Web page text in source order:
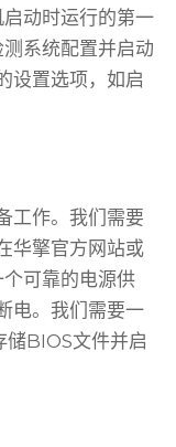
动时运行的第一
系统配置并启动
设置选项，如启
工作。我们需要
华擎官方网站或
可靠的电源供
电。我们需要一
储BIOS文件并启